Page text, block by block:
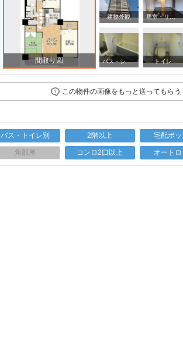
間取り図
建物外観 居室・リビング
バス・シャワールーム トイレ
この物件の画像をもっと送ってもらう
バス・トイレ別 2階以上 宅配ボッ
角部屋 コンロ2口以上 オートロ